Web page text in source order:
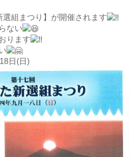
組まつり】が開催されます
ない
ります
日(日)